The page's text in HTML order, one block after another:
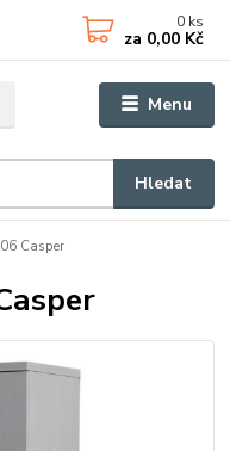
Menu
Hledat
0 ks
za 0,00 Kč
Casper